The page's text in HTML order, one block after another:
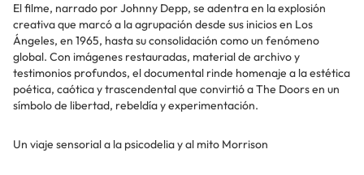
El filme, narrado por Johnny Depp, se adentra en la explosión
creativa que marcó a la agrupación desde sus inicios en Los
Ángeles, en 1965, hasta su consolidación como un fenómeno
global. Con imágenes restauradas, material de archivo y
testimonios profundos, el documental rinde homenaje a la estética
poética, caótica y trascendental que convirtió a The Doors en un
símbolo de libertad, rebeldía y experimentación.
Un viaje sensorial a la psicodelia y al mito Morrison